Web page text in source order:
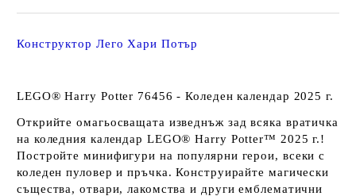
Конструктор Лего Хари Потър
LEGO® Harry Potter 76456 - Коледен календар 2025 г.
Открийте омагьосващата изведнъж зад всяка вратичка
на коледния календар LEGO® Harry Potter™ 2025 г.!
Постройте минифигури на популярни герои, всеки с
коледен пуловер и пръчка. Конструирайте магически
същества, отвари, лакомства и други емблематични